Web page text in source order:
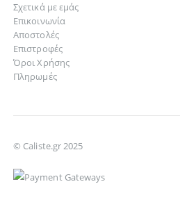
Σχετικά με εμάς
Επικοινωνία
Αποστολές
Επιστροφές
Όροι Χρήσης
Πληρωμές
© Caliste.gr 2025